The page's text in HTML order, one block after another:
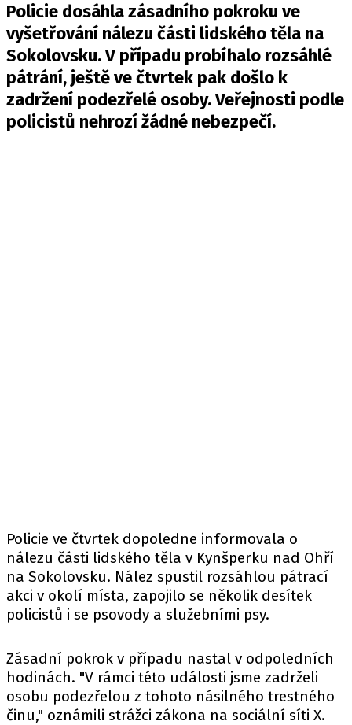
VYDAVATEL
INZERCE
OSOBNÍ ÚDAJE / COOKIES
VOLNÁ MÍSTA
Policie dosáhla zásadního pokroku ve
vyšetřování nálezu části lidského těla na
Sokolovsku. V případu probíhalo rozsáhlé
pátrání, ještě ve čtvrtek pak došlo k
zadržení podezřelé osoby. Veřejnosti podle
policistů nehrozí žádné nebezpečí.
Policie ve čtvrtek dopoledne informovala o
nálezu části lidského těla v Kynšperku nad Ohří
na Sokolovsku. Nález spustil rozsáhlou pátrací
akci v okolí místa, zapojilo se několik desítek
policistů i se psovody a služebními psy.
Zásadní pokrok v případu nastal v odpoledních
hodinách. "V rámci této události jsme zadrželi
osobu podezřelou z tohoto násilného trestného
činu," oznámili strážci zákona na sociální síti X.